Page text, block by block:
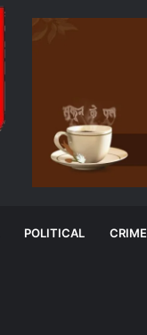
POLITICAL CRIME